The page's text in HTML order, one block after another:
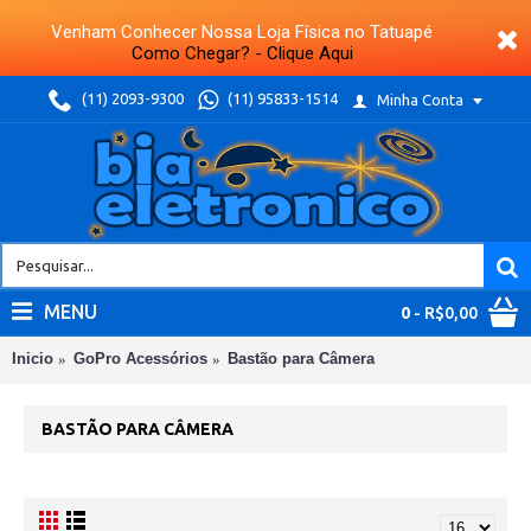
Venham Conhecer Nossa Loja Física no Tatuapé
Como Chegar? - Clique Aqui
(11) 2093-9300 (11) 95833-1514 Minha Conta
0 - R$0,00
MENU
Inicio GoPro Acessórios Bastão para Câmera
BASTÃO PARA CÂMERA